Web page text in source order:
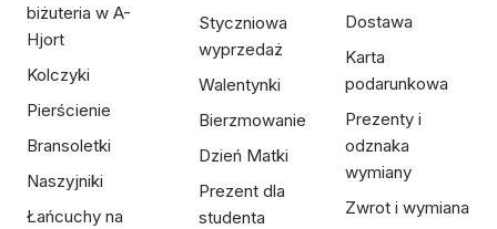
biżuteria w A-
Hjort
Kolczyki
Pierścienie
Bransoletki
Naszyjniki
Łańcuchy na
Styczniowa
wyprzedaż
Walentynki
Bierzmowanie
Dzień Matki
Prezent dla
studenta
Dostawa
Karta
podarunkowa
Prezenty i
odznaka
wymiany
Zwrot i wymiana